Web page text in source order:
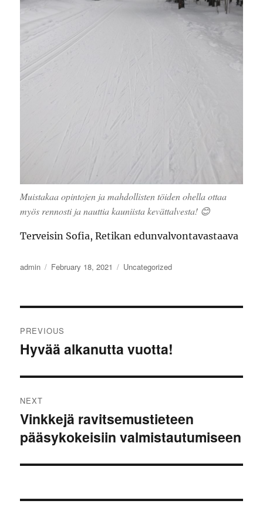
Muistakaa opintojen ja mahdollisten töiden ohella ottaa
myös rennosti ja nauttia kauniista kevättalvesta! 😊
Terveisin Sofia, Retikan edunvalvontavastaava
Author
admin
Posted
February 18, 2021 Categories
Uncategorized
navigation
PREVIOUS
Previous
Hyvää alkanutta vuotta!
NEXT
Next
post:
Vinkkejä ravitsemustieteen
pääsykokeisiin valmistautumiseen